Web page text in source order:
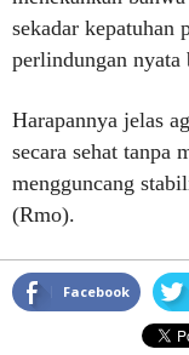
sekadar kepatuhan
perlindungan nyata
Harapannya jelas
secara sehat tanpa
mengguncang
(Rmo).
Facebook